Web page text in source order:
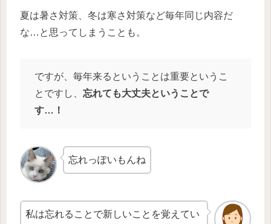
夏は暑さ対策、冬は寒さ対策など毎年同じ内容だ
な…と思ってしまうことも。
ですが、毎年来るということは重要というこ
とですし、 忘れても大丈夫ということで
す…！
忘れっぽいもんね
私は忘れることで新しいことを覚えてい